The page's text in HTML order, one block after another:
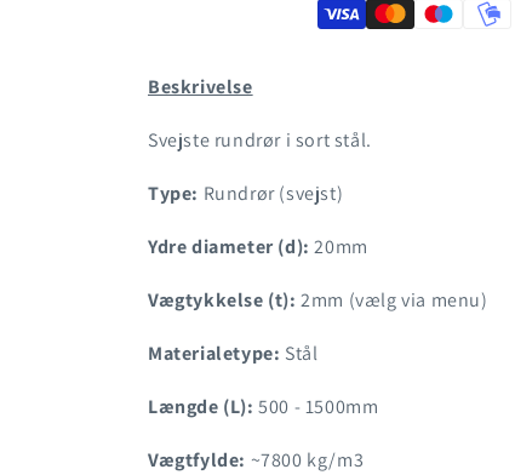
Rundrør
Beskrivelse
Svejste rundrør i sort stål.
Type: Rundrør (svejst)
Ydre diameter (d): 20mm
Vægtykkelse (t): 2mm (vælg via menu)
Materialetype: Stål
Længde (L): 500 - 1500mm
Vægtfylde: ~7800 kg/m3